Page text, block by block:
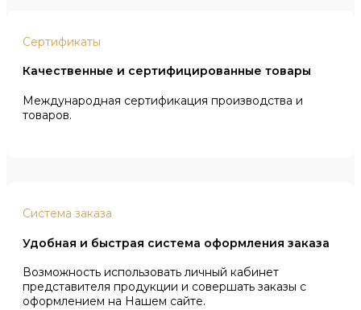
Сертификаты
Качественные и сертифицированные товары
Международная сертификация производства и
товаров.
Система заказа
Удобная и быстрая система оформления заказа
Возможность использовать личный кабинет
представителя продукции и совершать заказы с
оформлением на Нашем сайте.